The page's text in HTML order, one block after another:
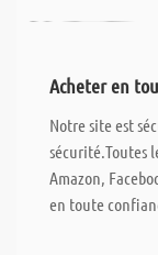
Acheter en
Notre site est
sécurité.Toutes
Amazon,
en toute